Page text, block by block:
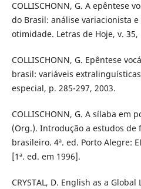
COLLISCHONN, G. A epêntese
do Brasil: análise variacionista
otimidade. Letras de Hoje, v. 35,
COLLISCHONN, G. Epêntese
brasil: variáveis
especial, p. 285-297, 2003.
COLLISCHONN, G. A sílaba em
(Org.). Introdução a estudos
brasileiro. 4ª. ed. Porto Alegre:
[1ª. ed. em 1996].
CRYSTAL, D. English as a